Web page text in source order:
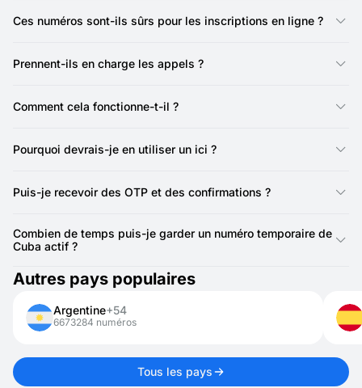
SMSFAST pour recevoir des codes SMS lors des inscriptions,
des connexions et des confirmations de compte.
Ces numéros sont-ils sûrs pour les inscriptions en ligne ?
spam.
Prennent-ils en charge les appels ?
appels — ils sont uniquement pour les SMS.
Comment cela fonctionne-t-il ?
disponibles en ligne. Avec SMSFAST, vous pouvez recevoir
instantanément des SMS pour les connexions ou les
Pourquoi devrais-je en utiliser un ici ?
l’inscription sur des sites, du test d’applications ou de la
création de comptes.
Puis-je recevoir des OTP et des confirmations ?
codes de connexion et d’autres messages de vérification.
Combien de temps puis-je garder un numéro temporaire de
Cuba actif ?
Les numéros de Cuba pour activations sont valables 20
minutes. Si vous avez besoin du numéro plus longtemps, vous
Autres pays populaires
Argentine+54
6673284 numéros
Tous les pays